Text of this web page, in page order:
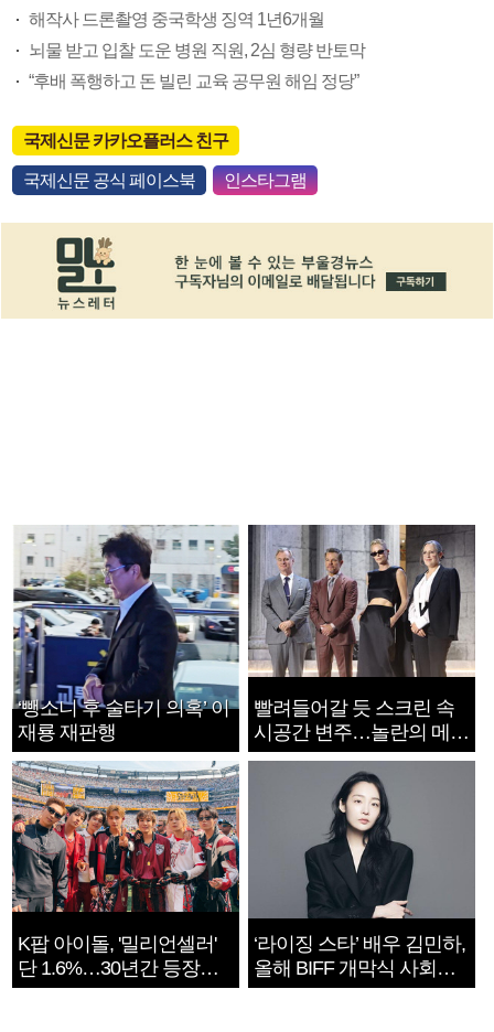
해작사 드론촬영 중국학생 징역 1년6개월
뇌물 받고 입찰 도운 병원 직원, 2심 형량 반토막
“후배 폭행하고 돈 빌린 교육 공무원 해임 정당”
국제신문 카카오플러스 친구
국제신문 공식 페이스북 인스타그램
‘뺑소니 후 술타기 의혹’ 이
재룡 재판행
빨려들어갈 듯 스크린 속
시공간 변주…놀란의 메시
지는 ‘전쟁 속죄’
K팝 아이돌, '밀리언셀러'
단 1.6%…30년간 등장
1182개팀 전수조사
‘라이징 스타’ 배우 김민하,
올해 BIFF 개막식 사회자
확정